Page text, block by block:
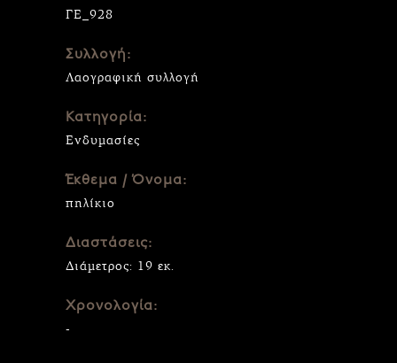
ΓΕ_928
Συλλογή:
Λαογραφική συλλογή
Κατηγορία:
Ενδυμασίες
Έκθεμα / Όνομα:
πηλίκιο
Διαστάσεις:
Διάμετρος: 19 εκ.
Χρονολογία:
-